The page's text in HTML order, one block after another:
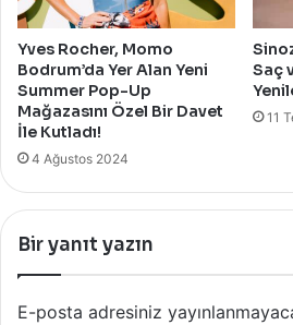
Yves Rocher, Momo
Bodrum’da Yer Alan Yeni
Summer Pop-Up
Mağazasını Özel Bir Davet
İle Kutladı!
4 Ağustos 2024
Saç
11
Bir yanıt yazın
E-posta adresiniz